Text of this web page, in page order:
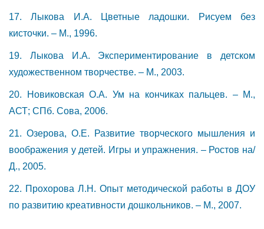
17. Лыкова И.А. Цветные ладошки. Рисуем без
кисточки. – М., 1996.
19. Лыкова И.А. Экспериментирование в детском
художественном творчестве. – М., 2003.
20. Новиковская О.А. Ум на кончиках пальцев. – М.,
АСТ; СПб. Сова, 2006.
21. Озерова, О.Е. Развитие творческого мышления и
воображения у детей. Игры и упражнения. – Ростов на/
Д., 2005.
22. Прохорова Л.Н. Опыт методической работы в ДОУ
по развитию креативности дошкольников. – М., 2007.